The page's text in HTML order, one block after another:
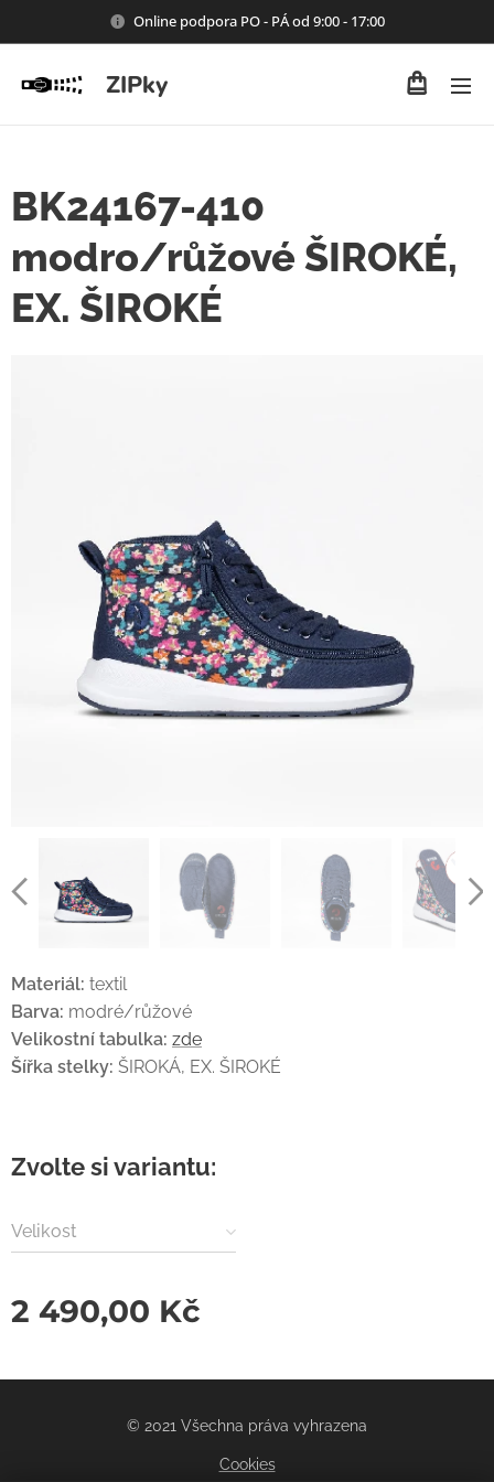
Online podpora PO - PÁ od 9:00 - 17:00
ZIPky
BK24167-410
modro/růžové ŠIROKÉ,
EX. ŠIROKÉ
Materiál: textil
Barva: modré/růžové
Velikostní tabulka: zde
Šířka stelky: ŠIROKÁ, EX. ŠIROKÉ
Zvolte si variantu:
Velikost
2 490,00 Kč
© 2021 Všechna práva vyhrazena
Cookies